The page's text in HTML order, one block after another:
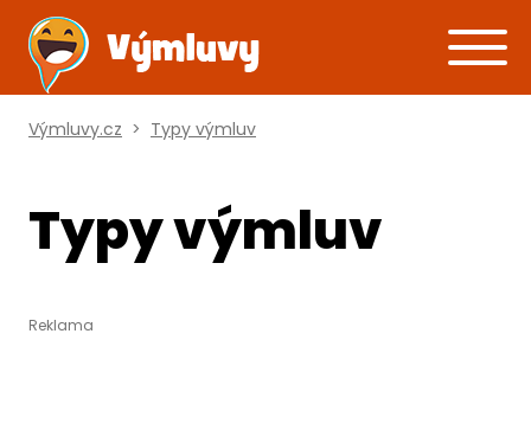
Výmluvy.cz > Typy výmluv
Typy výmluv